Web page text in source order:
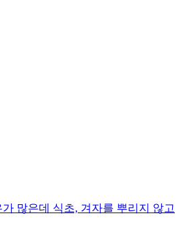
많은데 식초, 겨자를 뿌리지 않고